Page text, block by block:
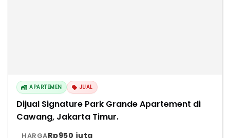
APARTEMEN JUAL
Dijual Signature Park Grande Apartement di
Cawang, Jakarta Timur.
HARGARp950 juta